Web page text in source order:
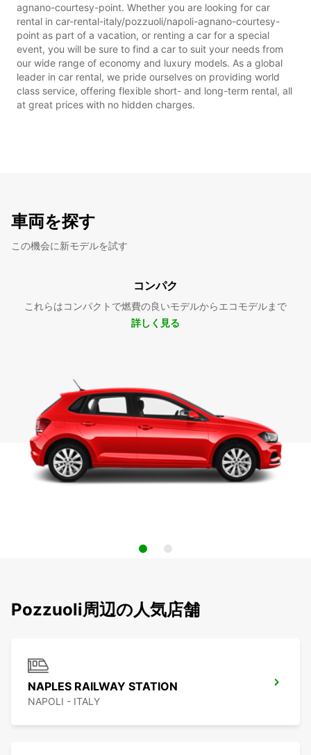
agnano-courtesy-point. Whether you are looking for car
rental in car-rental-italy/pozzuoli/napoli-agnano-courtesy-
point as part of a vacation, or renting a car for a special
event, you will be sure to find a car to suit your needs from
our wide range of economy and luxury models. As a global
leader in car rental, we pride ourselves on providing world
class service, offering flexible short- and long-term rental, all
at great prices with no hidden charges.
車両を探す
この機会に新モデルを試す
コンパク
これらはコンパクトで燃費の良いモデルからエコモデルまで
詳しく見る
Pozzuoli周辺の人気店舗
NAPLES RAILWAY STATION
NAPOLI - ITALY